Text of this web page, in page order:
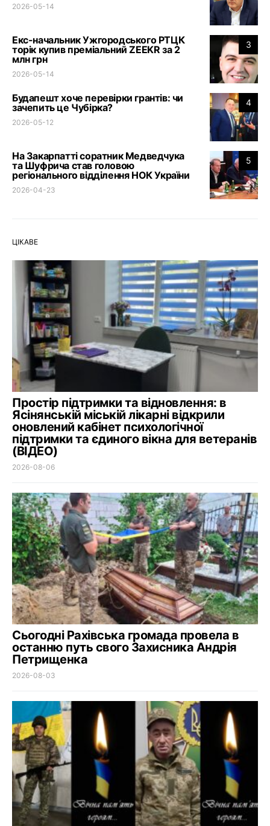
2026-05-14
3
Екс-начальник Ужгородського РТЦК
торік купив преміальний ZEEKR за 2
млн грн
2026-05-14
4
Будапешт хоче перевірки грантів: чи
зачепить це Чубірка?
2026-05-12
5
На Закарпатті соратник Медведчука
та Шуфрича став головою
регіонального відділення НОК України
2026-04-23
ЦІКАВЕ
Простір підтримки та відновлення: в
Ясінянській міській лікарні відкрили
оновлений кабінет психологічної
підтримки та єдиного вікна для ветеранів
(ВІДЕО)
2026-08-06
Сьогодні Рахівська громада провела в
останню путь свого Захисника Андрія
Петрищенка
2026-08-03